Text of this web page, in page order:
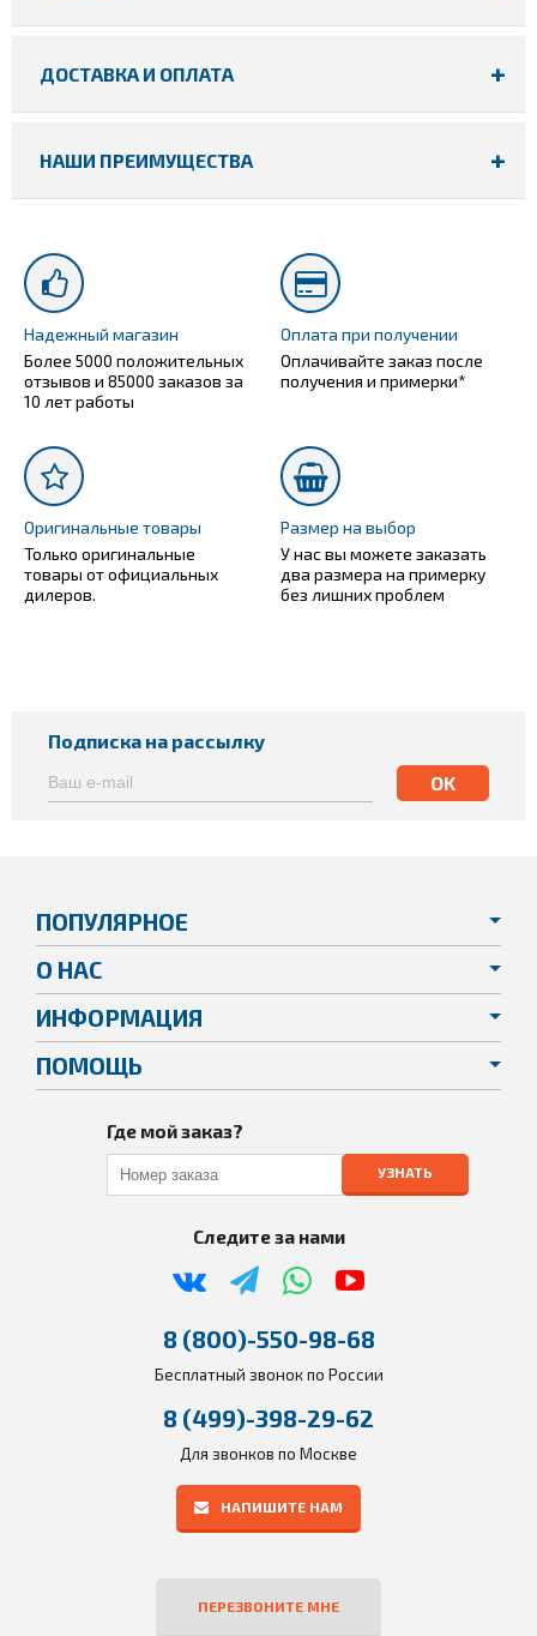
ДОСТАВКА И ОПЛАТА
НАШИ ПРЕИМУЩЕСТВА
Надежный магазин
Более 5000 положительных
отзывов и 85000 заказов за
10 лет работы
Оплата при получении
Оплачивайте заказ после
получения и примерки*
Оригинальные товары
Только оригинальные
товары от официальных
дилеров.
Размер на выбор
У нас вы можете заказать
два размера на примерку
без лишних проблем
Подписка на рассылку
ПОПУЛЯРНОЕ
О НАС
ИНФОРМАЦИЯ
ПОМОЩЬ
Где мой заказ?
УЗНАТЬ
Следите за нами
8 (800)-550-98-68
Бесплатный звонок по России
8 (499)-398-29-62
Для звонков по Москве
НАПИШИТЕ НАМ
ПЕРЕЗВОНИТЕ МНЕ